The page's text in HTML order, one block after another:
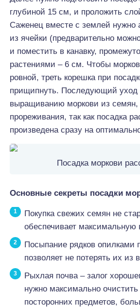
глубиной 15 см, и проложить
Саженец вместе с землей нужно
из ячейки (предварительно
и поместить в канавку,
растениями – 6 см. Чтобы
ровной, треть корешка при
прищипнуть. Последующий уход
выращиванию моркови из семян,
прореживания, так как посадка
произведена сразу на
Посадка моркови
Основные секреты посадки
Покупка свежих семян не
обеспечивает максимальную
Посыпание рядков опилками
позволяет не потерять их из
Рыхлая почва – залог
нужно максимально очистить
посторонних предметов,